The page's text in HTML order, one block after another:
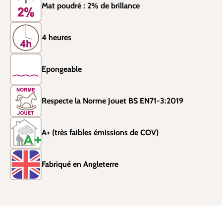
Mat poudré : 2% de brillance
4 heures
Epongeable
Respecte la Norme Jouet BS EN71-3:2019
A+ (très faibles émissions de COV)
Fabriqué en Angleterre